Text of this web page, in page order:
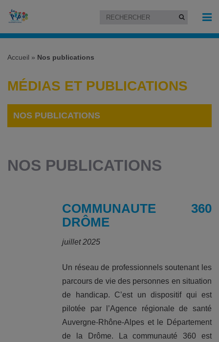
Accueil » Nos publications
MÉDIAS ET PUBLICATIONS
NOS PUBLICATIONS
NOS PUBLICATIONS
COMMUNAUTE 360
DRÔME
juillet 2025
Un réseau de professionnels soutenant les
parcours de vie des personnes en situation
de handicap. C’est un dispositif qui est
pilotée par l’Agence régionale de santé
Auvergne-Rhône-Alpes et le Département
de la Drôme. La communauté 360 est